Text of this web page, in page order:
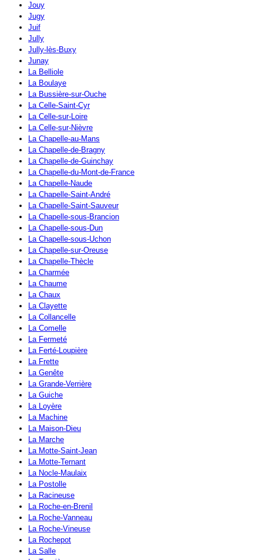
Jouy
Jugy
Juif
Jully
Jully-lès-Buxy
Junay
La Belliole
La Boulaye
La Bussière-sur-Ouche
La Celle-Saint-Cyr
La Celle-sur-Loire
La Celle-sur-Nièvre
La Chapelle-au-Mans
La Chapelle-de-Bragny
La Chapelle-de-Guinchay
La Chapelle-du-Mont-de-France
La Chapelle-Naude
La Chapelle-Saint-André
La Chapelle-Saint-Sauveur
La Chapelle-sous-Brancion
La Chapelle-sous-Dun
La Chapelle-sous-Uchon
La Chapelle-sur-Oreuse
La Chapelle-Thècle
La Charmée
La Chaume
La Chaux
La Clayette
La Collancelle
La Comelle
La Fermeté
La Ferté-Loupière
La Frette
La Genête
La Grande-Verrière
La Guiche
La Loyère
La Machine
La Maison-Dieu
La Marche
La Motte-Saint-Jean
La Motte-Ternant
La Nocle-Maulaix
La Postolle
La Racineuse
La Roche-en-Brenil
La Roche-Vanneau
La Roche-Vineuse
La Rochepot
La Salle